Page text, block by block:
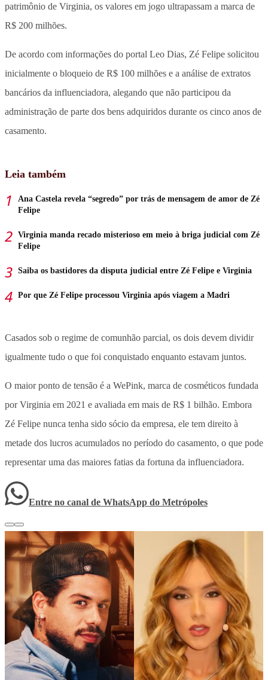
patrimônio de Virginia, os valores em jogo ultrapassam a marca de
R$ 200 milhões.
De acordo com informações do portal Leo Dias, Zé Felipe solicitou
inicialmente o bloqueio de R$ 100 milhões e a análise de extratos
bancários da influenciadora, alegando que não participou da
administração de parte dos bens adquiridos durante os cinco anos de
casamento.
Leia também
Ana Castela revela “segredo” por trás de mensagem de amor de Zé
Felipe
Virginia manda recado misterioso em meio à briga judicial com Zé
Felipe
Saiba os bastidores da disputa judicial entre Zé Felipe e Virginia
Por que Zé Felipe processou Virginia após viagem a Madri
Casados sob o regime de comunhão parcial, os dois devem dividir
igualmente tudo o que foi conquistado enquanto estavam juntos.
O maior ponto de tensão é a WePink, marca de cosméticos fundada
por Virginia em 2021 e avaliada em mais de R$ 1 bilhão. Embora
Zé Felipe nunca tenha sido sócio da empresa, ele tem direito à
metade dos lucros acumulados no período do casamento, o que pode
representar uma das maiores fatias da fortuna da influenciadora.
Entre no canal de WhatsApp do Metrópoles